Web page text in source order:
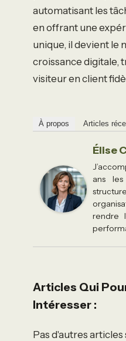
automatisant les
en offrant une
unique, il devient le
croissance digitale,
visiteur en client
À propos Articles
Élise
ans
rendre
Articles Qui
Intéresser :
Pas d'autres articles